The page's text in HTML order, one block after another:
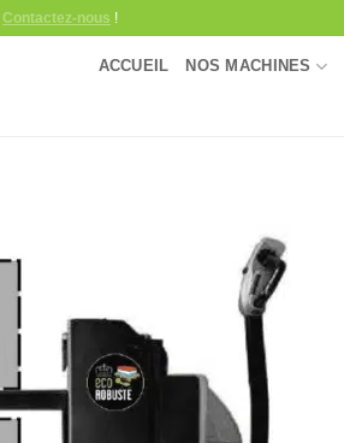
Contactez-nous !
ACCUEIL NOS MACHINES
Ajouter
à la
wishlist